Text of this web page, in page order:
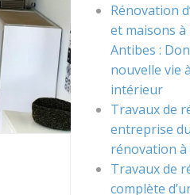
Rénovation
et maisons à
Antibes :
nouvelle vie
intérieur
Travaux de
entreprise
rénovation à
Travaux de
complète